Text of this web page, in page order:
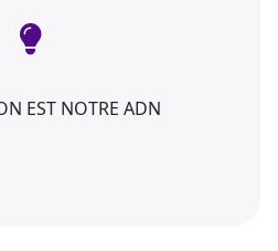
EST NOTRE ADN